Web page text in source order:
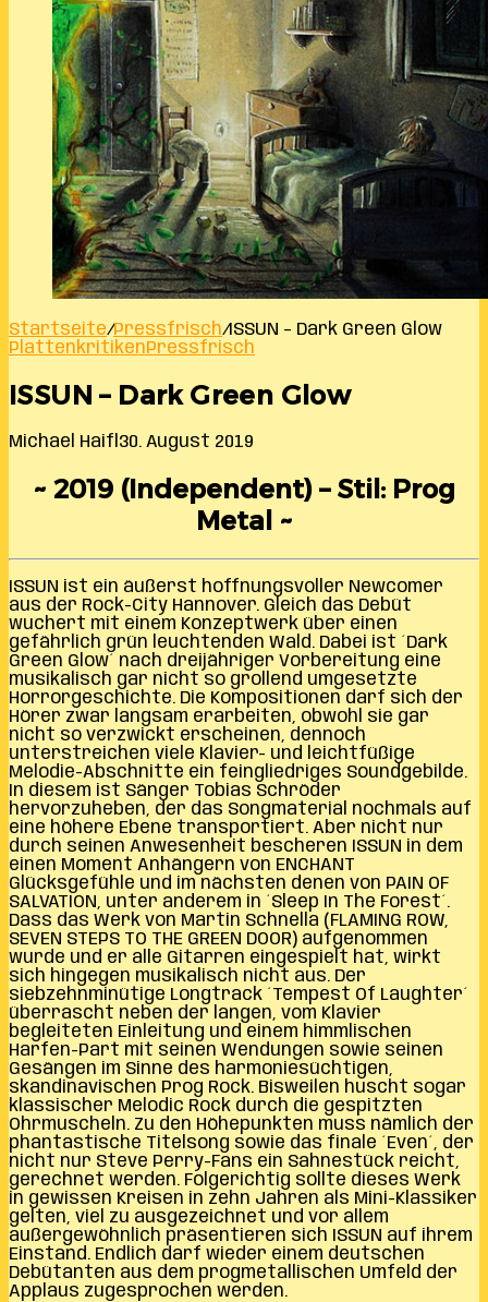
Startseite/Pressfrisch/ISSUN – Dark Green Glow
PlattenkritikenPressfrisch
ISSUN – Dark Green Glow
Michael Haifl 30. August 2019
~ 2019 (Independent) – Stil: Prog
Metal ~
ISSUN ist ein äußerst hoffnungsvoller Newcomer
aus der Rock-City Hannover. Gleich das Debüt
wuchert mit einem Konzeptwerk über einen
gefährlich grün leuchtenden Wald. Dabei ist ´Dark
Green Glow´ nach dreijähriger Vorbereitung eine
musikalisch gar nicht so grollend umgesetzte
Horrorgeschichte. Die Kompositionen darf sich der
Hörer zwar langsam erarbeiten, obwohl sie gar
nicht so verzwickt erscheinen, dennoch
unterstreichen viele Klavier- und leichtfüßige
Melodie-Abschnitte ein feingliedriges Soundgebilde.
In diesem ist Sänger Tobias Schröder
hervorzuheben, der das Songmaterial nochmals auf
eine höhere Ebene transportiert. Aber nicht nur
durch seinen Anwesenheit bescheren ISSUN in dem
einen Moment Anhängern von ENCHANT
Glücksgefühle und im nächsten denen von PAIN OF
SALVATION, unter anderem in ´Sleep In The Forest´.
Dass das Werk von Martin Schnella (FLAMING ROW,
SEVEN STEPS TO THE GREEN DOOR) aufgenommen
wurde und er alle Gitarren eingespielt hat, wirkt
sich hingegen musikalisch nicht aus. Der
siebzehnminütige Longtrack ´Tempest Of Laughter´
überrascht neben der langen, vom Klavier
begleiteten Einleitung und einem himmlischen
Harfen-Part mit seinen Wendungen sowie seinen
Gesängen im Sinne des harmoniesüchtigen,
skandinavischen Prog Rock. Bisweilen huscht sogar
klassischer Melodic Rock durch die gespitzten
Ohrmuscheln. Zu den Höhepunkten muss nämlich der
phantastische Titelsong sowie das finale ´Even´, der
nicht nur Steve Perry-Fans ein Sahnestück reicht,
gerechnet werden. Folgerichtig sollte dieses Werk
in gewissen Kreisen in zehn Jahren als Mini-Klassiker
gelten, viel zu ausgezeichnet und vor allem
außergewöhnlich präsentieren sich ISSUN auf ihrem
Einstand. Endlich darf wieder einem deutschen
Debütanten aus dem progmetallischen Umfeld der
Applaus zugesprochen werden.